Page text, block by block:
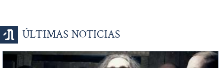
ÚLTIMAS NOTICIAS